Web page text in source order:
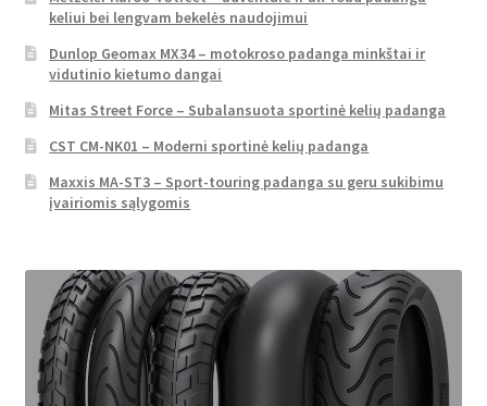
keliui bei lengvam bekelės naudojimui
Dunlop Geomax MX34 – motokroso padanga minkštai ir
vidutinio kietumo dangai
Mitas Street Force – Subalansuota sportinė kelių padanga
CST CM-NK01 – Moderni sportinė kelių padanga
Maxxis MA-ST3 – Sport-touring padanga su geru sukibimu
įvairiomis sąlygomis